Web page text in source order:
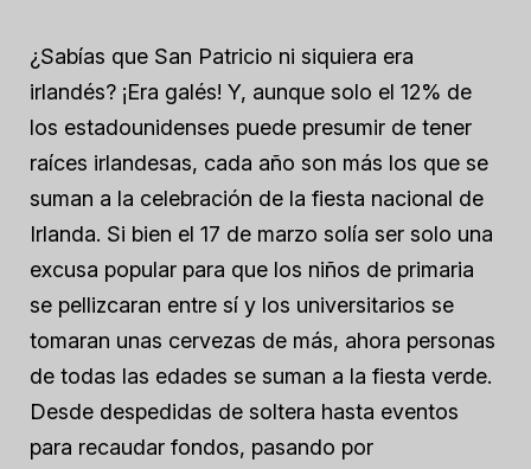
¿Sabías que San Patricio ni siquiera era
irlandés? ¡Era galés! Y, aunque solo el 12% de
los estadounidenses puede presumir de tener
raíces irlandesas, cada año son más los que se
suman a la celebración de la fiesta nacional de
Irlanda. Si bien el 17 de marzo solía ser solo una
excusa popular para que los niños de primaria
se pellizcaran entre sí y los universitarios se
tomaran unas cervezas de más, ahora personas
de todas las edades se suman a la fiesta verde.
Desde despedidas de soltera hasta eventos
para recaudar fondos, pasando por